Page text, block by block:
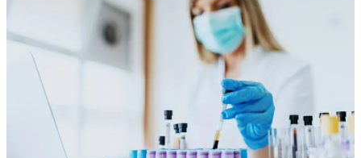
業界で選ぶ
カテゴリで選ぶ